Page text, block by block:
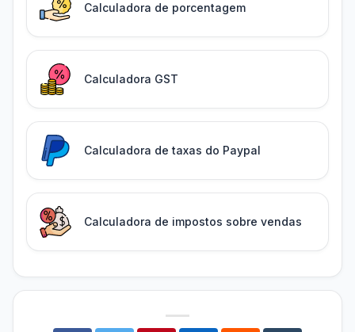
Calculadora de porcentagem
Calculadora GST
Calculadora de taxas do Paypal
Calculadora de impostos sobre vendas